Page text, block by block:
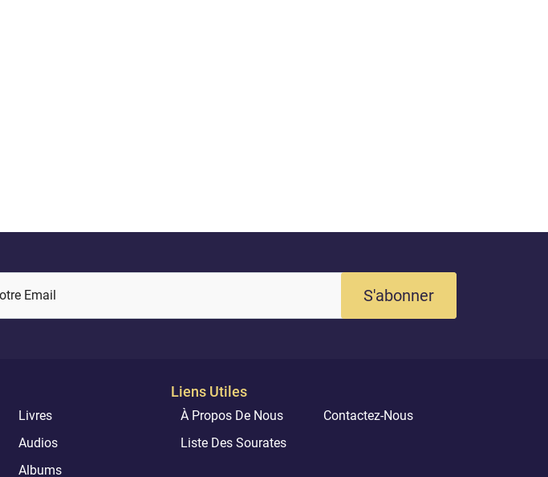
Email S'abonner
Livres
Audios
Albums
Liens Utiles
À Propos De Nous
Contactez-Nous
Liste Des Sourates